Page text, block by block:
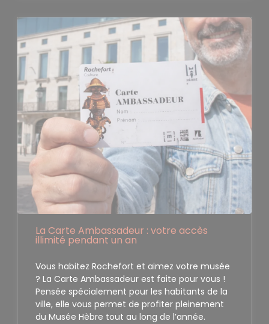
La Carte Ambassadeur : votre accès
illimité pendant un an
Vous habitez Rochefort et aimez votre musée
? La Carte Ambassadeur est faite pour vous !
Pensée spécialement pour les habitants de la
ville, elle vous permet de profiter pleinement
du Musée Hèbre tout au long de l’année.